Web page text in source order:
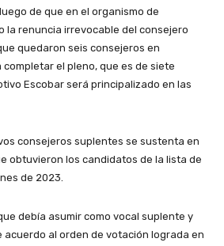
de que en el organismo de
la renuncia irrevocable del consejero
quedaron seis consejeros en
el pleno, que es de siete
Escobar será principalizado en las
consejeros suplentes se sustenta en
obtuvieron los candidatos de la lista de
de 2023.
debía asumir como vocal suplente y
acuerdo al orden de votación lograda en